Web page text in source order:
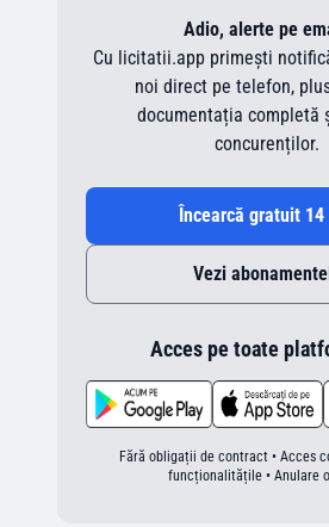
Adio, alerte pe
Cu licitatii.app primești
noi direct pe telefon,
documentația completă
concurenților.
Încearcă gratuit 14
Vezi
Acces pe toate
Fără obligații de contract • Acces
funcționalitățile • Anulare